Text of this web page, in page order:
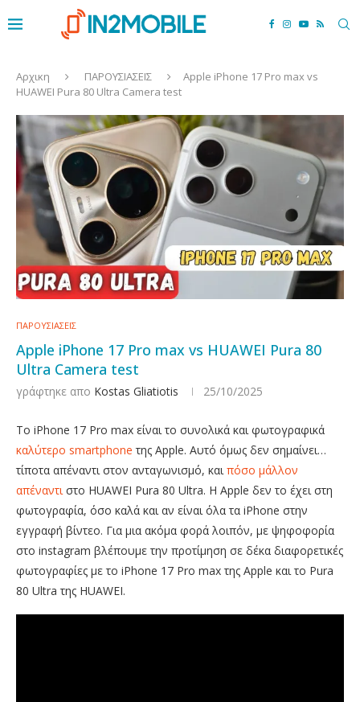
Αρχικη ΠΑΡΟΥΣΙΑΣΕΙΣ
Apple iPhone 17 Pro max vs
HUAWEI Pura 80 Ultra Camera test
ΠΑΡΟΥΣΙΑΣΕΙΣ
Apple iPhone 17 Pro max vs HUAWEI Pura 80
Ultra Camera test
γράφτηκε απο Kostas Gliatiotis 25/10/2025
To iPhone 17 Pro max είναι το συνολικά και φωτογραφικά
καλύτερο smartphone της Apple. Αυτό όμως δεν σημαίνει…
τίποτα απέναντι στον ανταγωνισμό, καιπόσο μάλλον
απέναντιστο HUAWEI Pura 80 Ultra. Η Apple δεν το έχει στη
φωτογραφία, όσο καλά και αν είναι όλα τα iPhone στην
εγγραφή βίντεο. Για μια ακόμα φορά λοιπόν, με ψηφοφορία
στο instagram βλέπουμε την προτίμηση σε δέκα διαφορετικές
φωτογραφίες με το iPhone 17 Pro max της Apple και το Pura
80 Ultra της HUAWEI.